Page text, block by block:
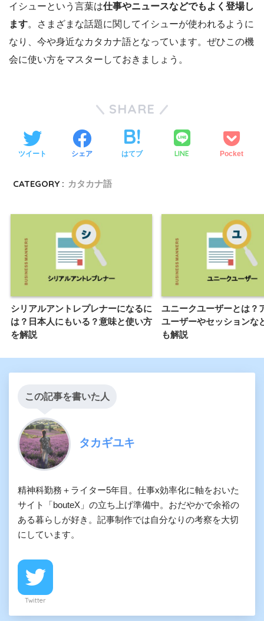
イシューという言葉は仕事やニュースなどでもよく登場し
ます。さまざまな話題に関してイシューが使われるように
なり、今や身近なカタカナ語となっています。ぜひこの機
会に使い方をマスターしておきましょう。
SHARE
ツイート シェア はてブ LINE Pocket
CATEGORY : カタカナ語
シリアルアントレプレナーになるに
は？日本人にもいる？意味と使い方
を解説
ユニークユーザーとは？
ユーザーやセッションな
も解説
この記事を書いた人
タカギユキ
精神科勤務＋ライター5年目。仕事x効率化に軸をおいた
サイト「bouteX」の立ち上げ準備中。おだやかで余裕の
ある暮らしが好き。記事制作では自分なりの考察を大切
にしています。
Twitter